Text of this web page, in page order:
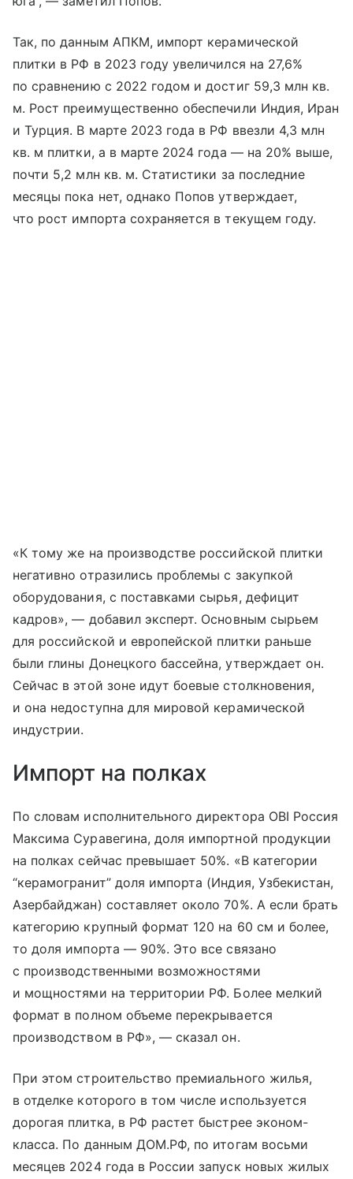
Так, по данным АПКМ, импорт керамической
плитки в РФ в 2023 году увеличился на 27,6%
по сравнению с 2022 годом и достиг 59,3 млн кв.
м. Рост преимущественно обеспечили Индия, Иран
и Турция. В марте 2023 года в РФ ввезли 4,3 млн
кв. м плитки, а в марте 2024 года — на 20% выше,
почти 5,2 млн кв. м. Статистики за последние
месяцы пока нет, однако Попов утверждает,
что рост импорта сохраняется в текущем году.
«К тому же на производстве российской плитки
негативно отразились проблемы с закупкой
оборудования, с поставками сырья, дефицит
кадров», — добавил эксперт. Основным сырьем
для российской и европейской плитки раньше
были глины Донецкого бассейна, утверждает он.
Сейчас в этой зоне идут боевые столкновения,
и она недоступна для мировой керамической
индустрии.
Импорт на полках
По словам исполнительного директора OBI Россия
Максима Суравегина, доля импортной продукции
на полках сейчас превышает 50%. «В категории
“керамогранит” доля импорта (Индия, Узбекистан,
Азербайджан) составляет около 70%. А если брать
категорию крупный формат 120 на 60 см и более,
то доля импорта — 90%. Это все связано
с производственными возможностями
и мощностями на территории РФ. Более мелкий
формат в полном объеме перекрывается
производством в РФ», — сказал он.
При этом строительство премиального жилья,
в отделке которого в том числе используется
дорогая плитка, в РФ растет быстрее эконом-
класса. По данным ДОМ.РФ, по итогам восьми
месяцев 2024 года в России запуск новых жилых